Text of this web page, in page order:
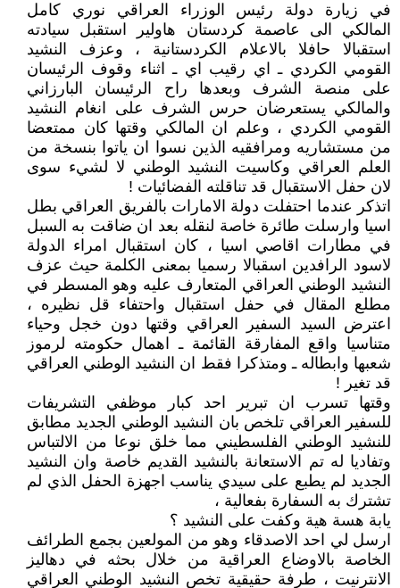
في زيارة دولة رئيس الوزراء العراقي نوري كامل
المالكي الى عاصمة كردستان هاولير استقبل سيادته
استقبالا حافلا بالاعلام الكردستانية ، وعزف النشيد
القومي الكردي ـ اي رقيب اي ـ اثناء وقوف الرئيسان
على منصة الشرف وبعدها راح الرئيسان البارزاني
والمالكي يستعرضان حرس الشرف على انغام النشيد
القومي الكردي ، وعلم ان المالكي وقتها كان ممتعضا
من مستشاريه ومرافقيه الذين نسوا ان ياتوا بنسخة من
العلم العراقي وكاسيت النشيد الوطني لا لشيء سوى
لان حفل الاستقبال قد تناقلته الفضائيات !
اتذكر عندما احتفلت دولة الامارات بالفريق العراقي بطل
اسيا وارسلت طائرة خاصة لنقله بعد ان ضاقت به السبل
في مطارات اقاصي اسيا ، كان استقبال امراء الدولة
لاسود الرافدين اسقبالا رسميا بمعنى الكلمة حيث عزف
النشيد الوطني العراقي المتعارف عليه وهو المسطر في
مطلع المقال في حفل استقبال واحتفاء قل نظيره ،
اعترض السيد السفير العراقي وقتها دون خجل وحياء
متناسيا واقع المفارقة القائمة ـ اهمال حكومته لرموز
شعبها وابطاله ـ ومتذكرا فقط ان النشيد الوطني العراقي
قد تغير !
وقتها تسرب ان تبرير احد كبار موظفي التشريفات
للسفير العراقي تلخص بان النشيد الوطني الجديد مطابق
للنشيد الوطني الفلسطيني مما خلق نوعا من الالتباس
وتفاديا له تم الاستعانة بالنشيد القديم خاصة وان النشيد
الجديد لم يطبع على سيدي يناسب اجهزة الحفل الذي لم
تشترك به السفارة بفعالية ،
يابة هسة هية وكفت على النشيد ؟
ارسل لي احد الاصدقاء وهو من المولعين بجمع الطرائف
الخاصة بالاوضاع العراقية من خلال بحثه في دهاليز
الانترنيت ، طرفة حقيقية تخص النشيد الوطني العراقي